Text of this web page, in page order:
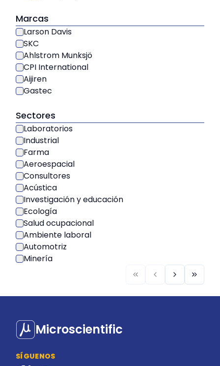
Marcas
Larson Davis
SKC
Ahlstrom Munksjö
CPI International
Aijiren
Gastec
Sectores
Laboratorios
Industrial
Farma
Aeroespacial
Consultores
Acústica
Investigación y educación
Ecología
Salud ocupacional
Ambiente laboral
Automotriz
Minería
Microscientific
SÍGUENOS